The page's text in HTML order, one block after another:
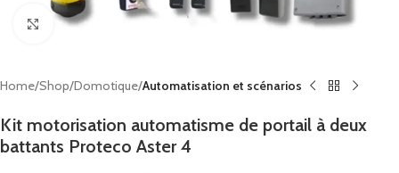
Click to enlarge
Home Shop Domotique Automatisation et scénarios
Kit motorisation automatisme de portail à deux
battants Proteco Aster 4